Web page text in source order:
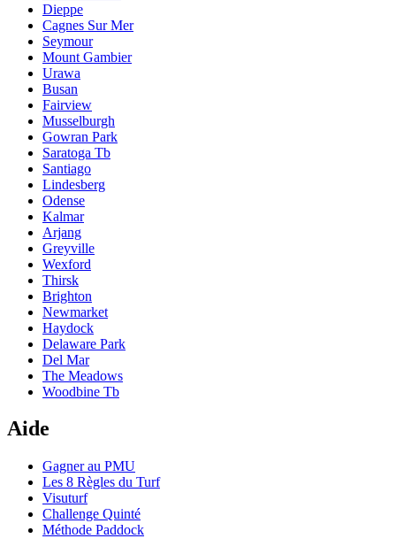
Dieppe
Cagnes Sur Mer
Seymour
Mount Gambier
Urawa
Busan
Fairview
Musselburgh
Gowran Park
Saratoga Tb
Santiago
Lindesberg
Odense
Kalmar
Arjang
Greyville
Wexford
Thirsk
Brighton
Newmarket
Haydock
Delaware Park
Del Mar
The Meadows
Woodbine Tb
Aide
Gagner au PMU
Les 8 Règles du Turf
Visuturf
Challenge Quinté
Méthode Paddock